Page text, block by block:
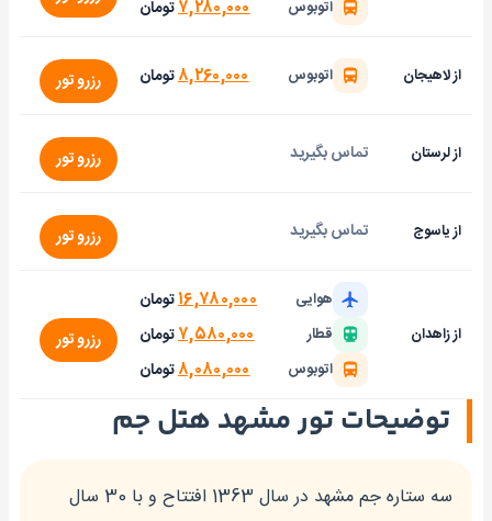
اتوبوس ۷,۲۸۰,۰۰۰تومان
از لاهیجان اتوبوس ۸,۲۶۰,۰۰۰تومان رزرو تور
از لرستان تماس بگیرید رزرو تور
از یاسوج تماس بگیرید رزرو تور
از زاهدان
هوایی ۱۶,۷۸۰,۰۰۰تومان
قطار ۷,۵۸۰,۰۰۰تومان
اتوبوس ۸,۰۸۰,۰۰۰تومان
رزرو تور
توضیحات تور مشهد هتل جم
سه ستاره جم مشهد در سال 1363 افتتاح و با 30 سال